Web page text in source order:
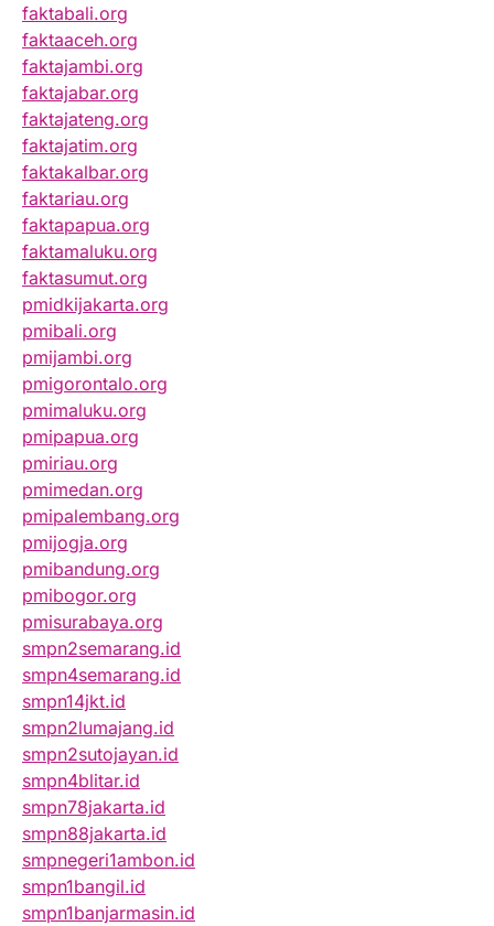
faktabali.org
faktaaceh.org
faktajambi.org
faktajabar.org
faktajateng.org
faktajatim.org
faktakalbar.org
faktariau.org
faktapapua.org
faktamaluku.org
faktasumut.org
pmidkijakarta.org
pmibali.org
pmijambi.org
pmigorontalo.org
pmimaluku.org
pmipapua.org
pmiriau.org
pmimedan.org
pmipalembang.org
pmijogja.org
pmibandung.org
pmibogor.org
pmisurabaya.org
smpn2semarang.id
smpn4semarang.id
smpn14jkt.id
smpn2lumajang.id
smpn2sutojayan.id
smpn4blitar.id
smpn78jakarta.id
smpn88jakarta.id
smpnegeri1ambon.id
smpn1bangil.id
smpn1banjarmasin.id